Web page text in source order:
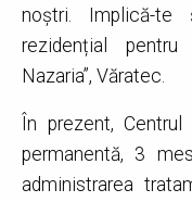
noștri. Implică-
rezidențial pentru
Nazaria”, Văratec.
În prezent, Centrul
permanentă, 3
administrarea